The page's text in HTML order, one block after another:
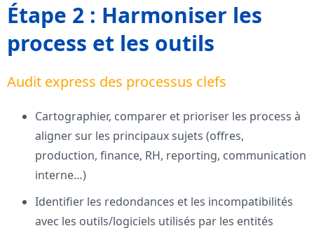
Étape 2 : Harmoniser les
process et les outils
Audit express des processus clefs
Cartographier, comparer et prioriser les process à
aligner sur les principaux sujets (offres,
production, finance, RH, reporting, communication
interne…)
Identifier les redondances et les incompatibilités
avec les outils/logiciels utilisés par les entités